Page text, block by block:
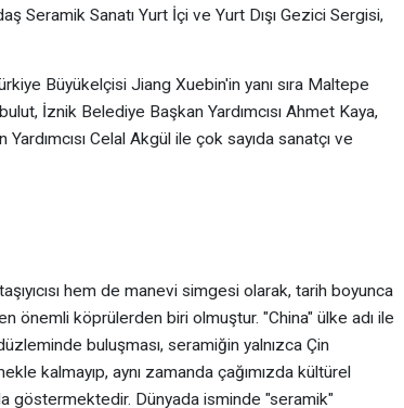
Seramik Sanatı Yurt İçi ve Yurt Dışı Gezici Sergisi,
Büyükelçisi Jiang Xuebin'in yanı sıra Maltepe
İznik Belediye Başkan Yardımcısı Ahmet Kaya,
Celal Akgül ile çok sayıda sanatçı ve
hem de manevi simgesi olarak, tarih boyunca
önemli köprülerden biri olmuştur. "China" ülke adı ile
buluşması, seramiğin yalnızca Çin
kalmayıp, aynı zamanda çağımızda kültürel
göstermektedir. Dünyada isminde "seramik"